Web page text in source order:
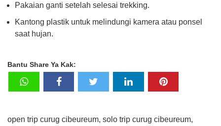
Pakaian ganti setelah selesai trekking.
Kantong plastik untuk melindungi kamera atau ponsel
saat hujan.
Bantu Share Ya Kak:
open trip curug cibeureum, solo trip curug cibeureum,